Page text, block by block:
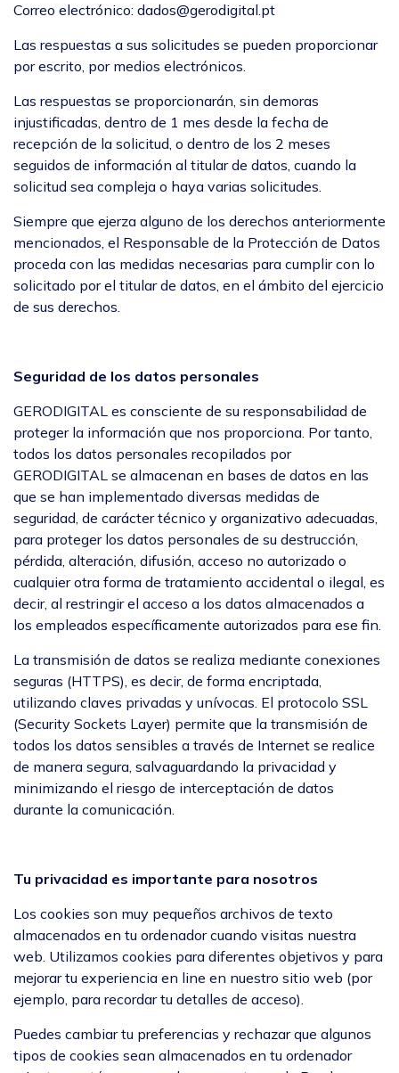
Correo electrónico: dados@gerodigital.pt
Las respuestas a sus solicitudes se pueden proporcionar
por escrito, por medios electrónicos.
Las respuestas se proporcionarán, sin demoras
injustificadas, dentro de 1 mes desde la fecha de
recepción de la solicitud, o dentro de los 2 meses
seguidos de información al titular de datos, cuando la
solicitud sea compleja o haya varias solicitudes.
Siempre que ejerza alguno de los derechos anteriormente
mencionados, el Responsable de la Protección de Datos
proceda con las medidas necesarias para cumplir con lo
solicitado por el titular de datos, en el ámbito del ejercicio
de sus derechos.
Seguridad de los datos personales
GERODIGITAL es consciente de su responsabilidad de
proteger la información que nos proporciona. Por tanto,
todos los datos personales recopilados por
GERODIGITAL se almacenan en bases de datos en las
que se han implementado diversas medidas de
seguridad, de carácter técnico y organizativo adecuadas,
para proteger los datos personales de su destrucción,
pérdida, alteración, difusión, acceso no autorizado o
cualquier otra forma de tratamiento accidental o ilegal, es
decir, al restringir el acceso a los datos almacenados a
los empleados específicamente autorizados para ese fin.
La transmisión de datos se realiza mediante conexiones
seguras (HTTPS), es decir, de forma encriptada,
utilizando claves privadas y unívocas. El protocolo SSL
(Security Sockets Layer) permite que la transmisión de
todos los datos sensibles a través de Internet se realice
de manera segura, salvaguardando la privacidad y
minimizando el riesgo de interceptación de datos
durante la comunicación.
Tu privacidad es importante para nosotros
Los cookies son muy pequeños archivos de texto
almacenados en tu ordenador cuando visitas nuestra
web. Utilizamos cookies para diferentes objetivos y para
mejorar tu experiencia en line en nuestro sitio web (por
ejemplo, para recordar tu detalles de acceso).
Puedes cambiar tu preferencias y rechazar que algunos
tipos de cookies sean almacenados en tu ordenador